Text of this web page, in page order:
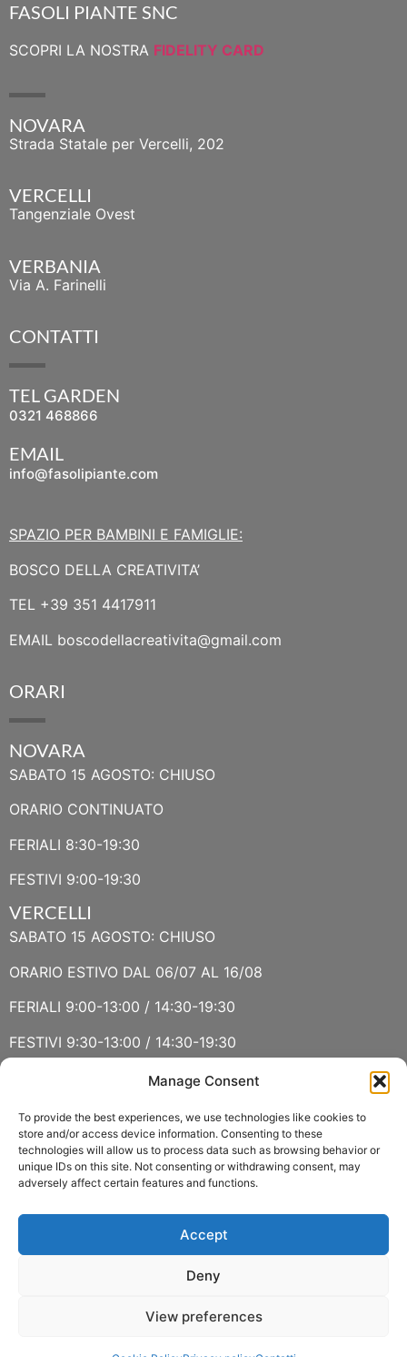
Manage Consent
To provide the best experiences, we use technologies like cookies to
store and/or access device information. Consenting to these
technologies will allow us to process data such as browsing behavior or
unique IDs on this site. Not consenting or withdrawing consent, may
adversely affect certain features and functions.
Accept
Deny
View preferences
FASOLI PIANTE SNC
SCOPRI LA NOSTRA FIDELITY CARD
NOVARA
Strada Statale per Vercelli, 202
VERCELLI
Tangenziale Ovest
VERBANIA
Via A. Farinelli
CONTATTI
TEL GARDEN
0321 468866
EMAIL
info@fasolipiante.com
SPAZIO PER BAMBINI E FAMIGLIE:
BOSCO DELLA CREATIVITA’
TEL +39 351 4417911
EMAIL boscodellacreativita@gmail.com
ORARI
NOVARA
SABATO 15 AGOSTO: CHIUSO
ORARIO CONTINUATO
FERIALI 8:30-19:30
FESTIVI 9:00-19:30
VERCELLI
SABATO 15 AGOSTO: CHIUSO
ORARIO ESTIVO DAL 06/07 AL 16/08
FERIALI 9:00-13:00 / 14:30-19:30
FESTIVI 9:30-13:00 / 14:30-19:30
SABATO 15 AGOSTO E DOMENICA 16 AGOSTO: CHIUSO
ORARIO ESTIVO LUGLIO E AGOSTO
FERIALI 8:30-13:00 / 15:00-19:00
FESTIVI 8:30-12:30